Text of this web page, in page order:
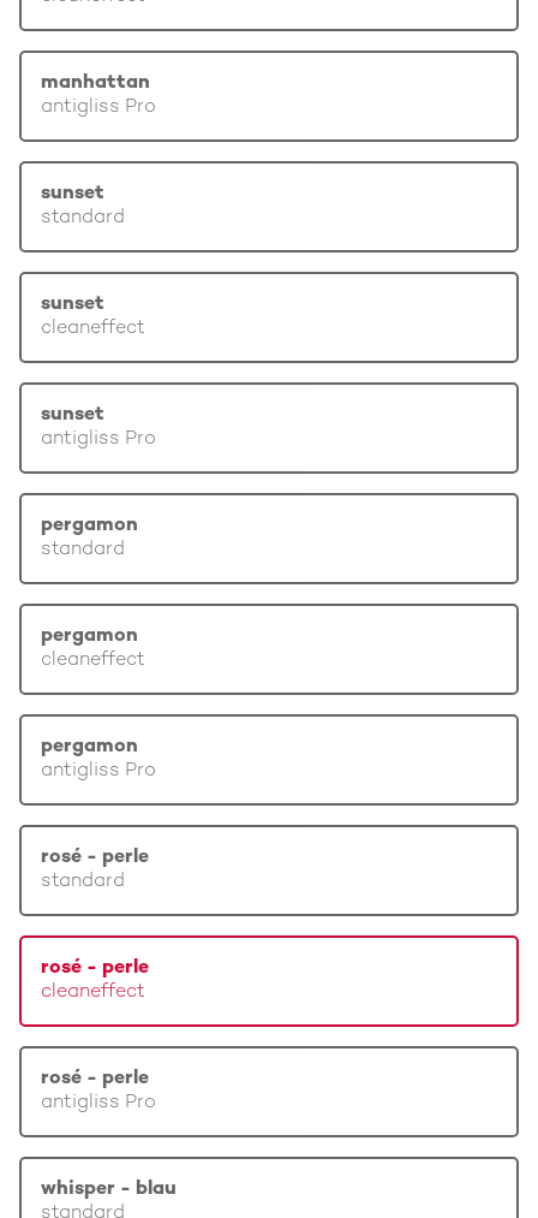
manhattan
antigliss Pro
sunset
standard
sunset
cleaneffect
sunset
antigliss Pro
pergamon
standard
pergamon
cleaneffect
pergamon
antigliss Pro
rosé - perle
standard
rosé - perle
cleaneffect
rosé - perle
antigliss Pro
whisper - blau
standard